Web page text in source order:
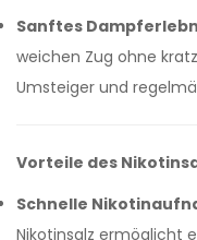
Sanftes
weichen Zug ohne
Umsteiger und
Vorteile des
Schnelle
Nikotinsalz ermöglicht